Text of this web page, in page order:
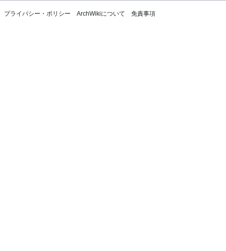
プライバシー・ポリシー ArchWikiについて 免責事項